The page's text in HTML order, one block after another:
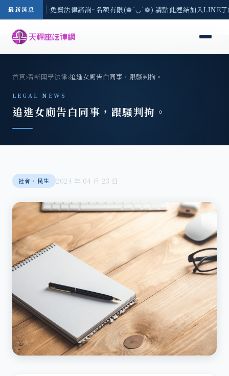
最新消息
-8/3(一) 現場免費法律諮詢~名額有限(❁´◡`❁) 請點此連結加入LINE
首頁›看新聞學法律›追進女廁告白同事，跟騷判拘。
LEGAL NEWS
追進女廁告白同事，跟騷判拘。
社會‧民生 2024 年 04 月 23 日